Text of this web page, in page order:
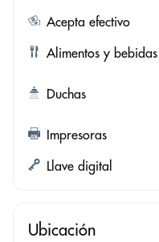
Acepta efectivo
Alimentos y bebidas
Duchas
Impresoras
Llave digital
Ubicación